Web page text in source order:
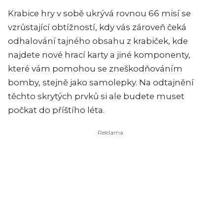
Krabice hry v sobě ukrývá rovnou 66 misí se
vzrůstající obtížností, kdy vás zároveň čeká
odhalování tajného obsahu z krabiček, kde
najdete nové hrací karty a jiné komponenty,
které vám pomohou se zneškodňováním
bomby, stejně jako samolepky. Na odtajnění
těchto skrytých prvků si ale budete muset
počkat do příštího léta.